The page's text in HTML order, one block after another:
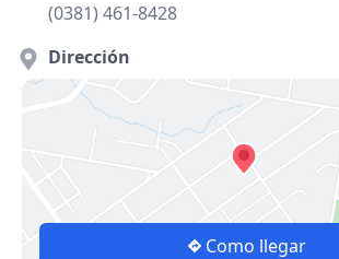
(0381) 461-8428
Dirección
Como llegar